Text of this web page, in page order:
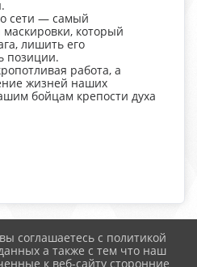
сети — самый
который
лишить его
позиции.
работа, а
жизней наших
бойцам крепости духа
соглашаетесь с политикой
а также с тем что наш
к веб-сайту сторонние